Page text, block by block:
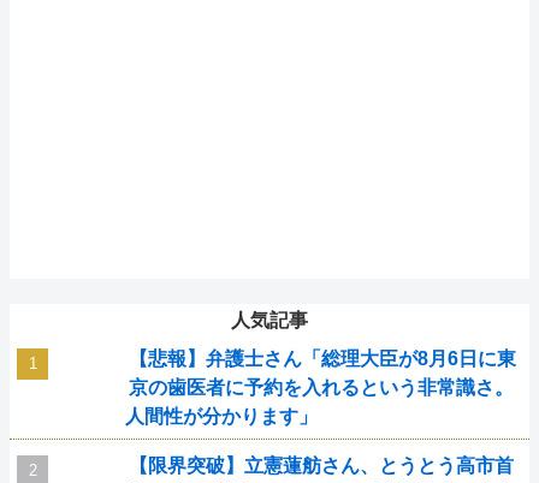
人気記事
【悲報】弁護士さん「総理大臣が8月6日に東
京の歯医者に予約を入れるという非常識さ。
人間性が分かります」
【限界突破】立憲蓮舫さん、とうとう高市首